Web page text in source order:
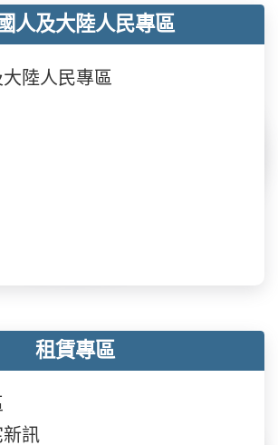
人及大陸人民專區
陸人民專區
租賃專區
訊